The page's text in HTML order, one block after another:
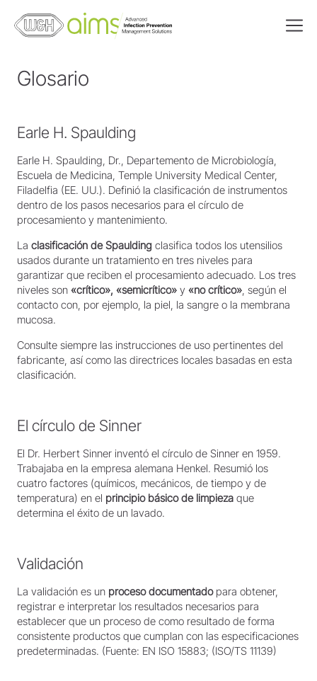
Glosario
Earle H. Spaulding
Earle H. Spaulding, Dr., Departemento de Microbiología,
Escuela de Medicina, Temple University Medical Center,
Filadelfia (EE. UU.). Definió la clasificación de instrumentos
dentro de los pasos necesarios para el círculo de
procesamiento y mantenimiento.
La clasificación de Spaulding clasifica todos los utensilios
usados durante un tratamiento en tres niveles para
garantizar que reciben el procesamiento adecuado. Los tres
niveles son «crítico», «semicrítico» y «no crítico», según el
contacto con, por ejemplo, la piel, la sangre o la membrana
mucosa.
Consulte siempre las instrucciones de uso pertinentes del
fabricante, así como las directrices locales basadas en esta
clasificación.
El círculo de Sinner
El Dr. Herbert Sinner inventó el círculo de Sinner en 1959.
Trabajaba en la empresa alemana Henkel. Resumió los
cuatro factores (químicos, mecánicos, de tiempo y de
temperatura) en el principio básico de limpieza que
determina el éxito de un lavado.
Validación
La validación es un proceso documentadopara obtener,
registrar e interpretar los resultados necesarios para
establecer que un proceso de como resultado de forma
consistente productos que cumplan con las especificaciones
predeterminadas. (Fuente: EN ISO 15883; (ISO/TS 11139)